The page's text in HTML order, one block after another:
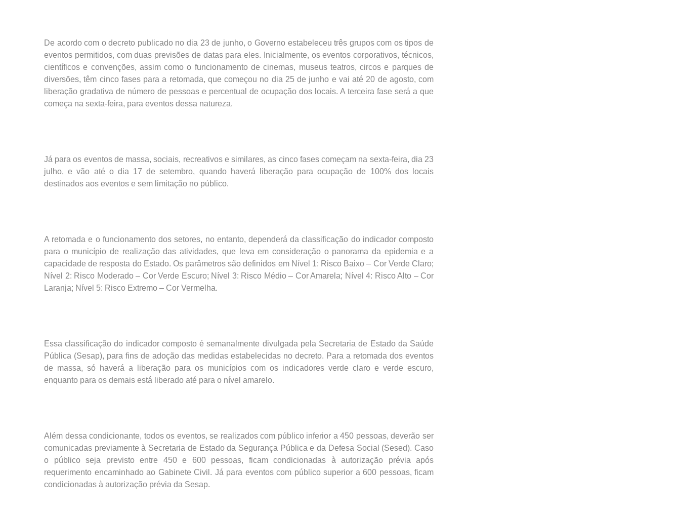
De acordo com o decreto publicado no dia 23 de junho, o Governo estabeleceu três grupos com os tipos de
eventos permitidos, com duas previsões de datas para eles. Inicialmente, os eventos corporativos, técnicos,
científicos e convenções, assim como o funcionamento de cinemas, museus teatros, circos e parques de
diversões, têm cinco fases para a retomada, que começou no dia 25 de junho e vai até 20 de agosto, com
liberação gradativa de número de pessoas e percentual de ocupação dos locais. A terceira fase será a que
começa na sexta-feira, para eventos dessa natureza.
Já para os eventos de massa, sociais, recreativos e similares, as cinco fases começam na sexta-feira, dia 23
julho, e vão até o dia 17 de setembro, quando haverá liberação para ocupação de 100% dos locais
destinados aos eventos e sem limitação no público.
A retomada e o funcionamento dos setores, no entanto, dependerá da classificação do indicador composto
para o município de realização das atividades, que leva em consideração o panorama da epidemia e a
capacidade de resposta do Estado. Os parâmetros são definidos em Nível 1: Risco Baixo – Cor Verde Claro;
Nível 2: Risco Moderado – Cor Verde Escuro; Nível 3: Risco Médio – Cor Amarela; Nível 4: Risco Alto – Cor
Laranja; Nível 5: Risco Extremo – Cor Vermelha.
Essa classificação do indicador composto é semanalmente divulgada pela Secretaria de Estado da Saúde
Pública (Sesap), para fins de adoção das medidas estabelecidas no decreto. Para a retomada dos eventos
de massa, só haverá a liberação para os municípios com os indicadores verde claro e verde escuro,
enquanto para os demais está liberado até para o nível amarelo.
Além dessa condicionante, todos os eventos, se realizados com público inferior a 450 pessoas, deverão ser
comunicadas previamente à Secretaria de Estado da Segurança Pública e da Defesa Social (Sesed). Caso
o público seja previsto entre 450 e 600 pessoas, ficam condicionadas à autorização prévia após
requerimento encaminhado ao Gabinete Civil. Já para eventos com público superior a 600 pessoas, ficam
condicionadas à autorização prévia da Sesap.